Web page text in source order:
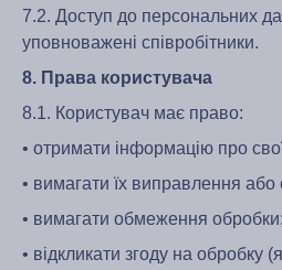
7.2. Доступ до персональних
уповноважені співробітники.
8. Права користувача
8.1. Користувач має право:
• отримати інформацію про
• вимагати їх виправлення
• вимагати обмеження обробки;
• відкликати згоду на обробку